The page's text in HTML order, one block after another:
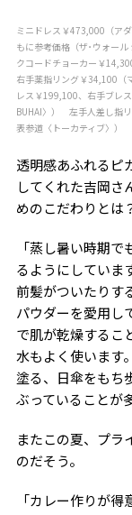
ミニドレス￥473,000（ア
もに参考価格（ザ･ウォー
クコードチョーカー￥
右手薬指リング￥34,100（
レス￥199,100、右手ブレ
BUHAI〉） 左手人差し指
表参道〈トーカティブ〉）
透明感あふれるピ
してくれた吉岡さ
めのこだわりとは
「蒸し暑い時期
るようにしていま
前髪がついたりす
パウダーを愛用し
で肌が乾燥するこ
水もよく使います
塗る、日傘をもち
ぶっていることが
またこの夏、プラ
のだそう。
「カレー作りが